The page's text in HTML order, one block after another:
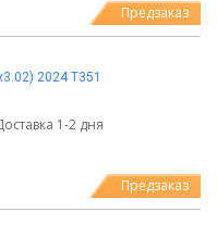
Предзаказ
2024 T351
1-2 дня
Предзаказ